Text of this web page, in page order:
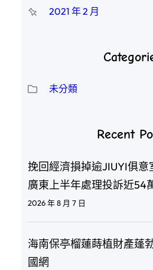
2021 年 2 月
未分類
Recent
挽回經濟損掉逾JIUYI俱意
廣東上半年處理投訴近54
2026 年 8 月 7 日
海南保亭榴蓮蒔植財產蓬
國網